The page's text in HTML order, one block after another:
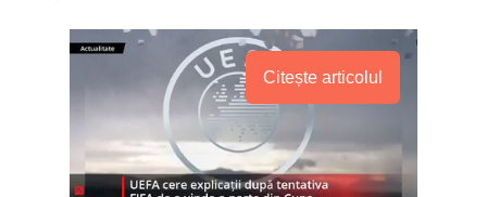
Citește articolul